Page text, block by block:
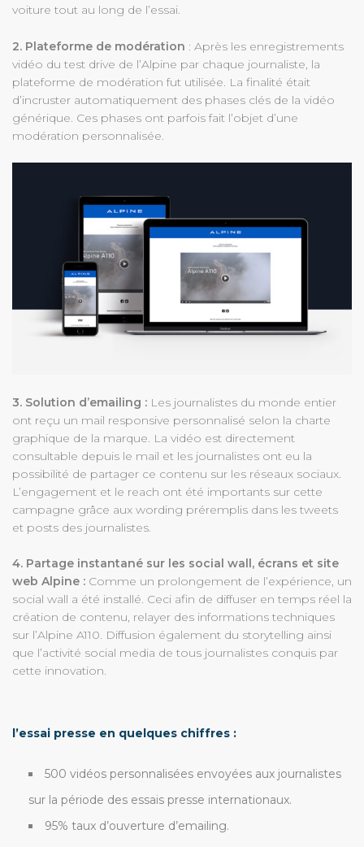
voiture tout au long de l’essai.
2. Plateforme de modération : Après les enregistrements
vidéo du test drive de l’Alpine par chaque journaliste, la
plateforme de modération fut utilisée. La finalité était
d’incruster automatiquement des phases clés de la vidéo
générique. Ces phases ont parfois fait l’objet d’une
modération personnalisée.
3. Solution d’emailing : Les journalistes du monde entier
ont reçu un mail responsive personnalisé selon la charte
graphique de la marque. La vidéo est directement
consultable depuis le mail et les journalistes ont eu la
possibilité de partager ce contenu sur les réseaux sociaux.
L’engagement et le reach ont été importants sur cette
campagne grâce aux wording préremplis dans les tweets
et posts des journalistes.
4. Partage instantané sur les social wall, écrans et site
web Alpine : Comme un prolongement de l’expérience, un
social wall a été installé. Ceci afin de diffuser en temps réel la
création de contenu, relayer des informations techniques
sur l’Alpine A110. Diffusion également du storytelling ainsi
que l’activité social media de tous journalistes conquis par
cette innovation.
l’essai presse en quelques chiffres :
500 vidéos personnalisées envoyées aux journalistes
sur la période des essais presse internationaux.
95% taux d’ouverture d’emailing.